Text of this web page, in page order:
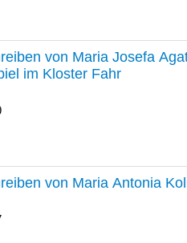
von Maria Josefa
im Kloster Fahr
von Maria Antonia